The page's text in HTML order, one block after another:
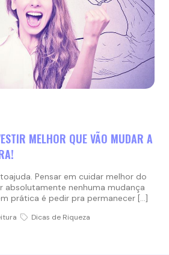
MELHOR QUE VÃO MUDAR A
Pensar em cuidar melhor do
absolutamente nenhuma mudança
prática é pedir pra permanecer […]
Dicas de Riqueza